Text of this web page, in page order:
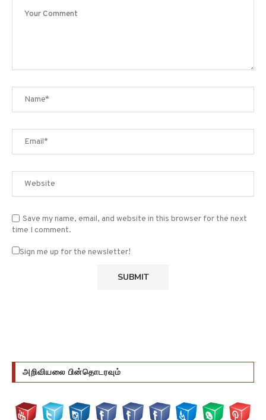
Save my name, email, and website in this browser for the next
time I comment.
Sign me up for the newsletter!
அறிவியலை பின்தொடரவும்